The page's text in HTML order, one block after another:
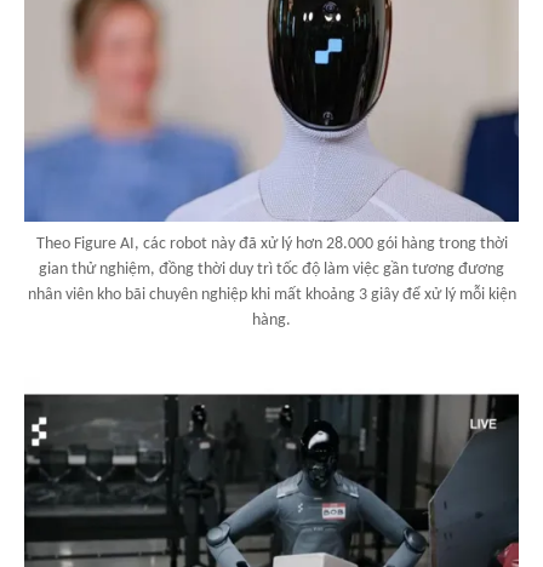
Theo Figure AI, các robot này đã xử lý hơn 28.000 gói hàng trong thời
gian thử nghiệm, đồng thời duy trì tốc độ làm việc gần tương đương
nhân viên kho bãi chuyên nghiệp khi mất khoảng 3 giây để xử lý mỗi kiện
hàng.